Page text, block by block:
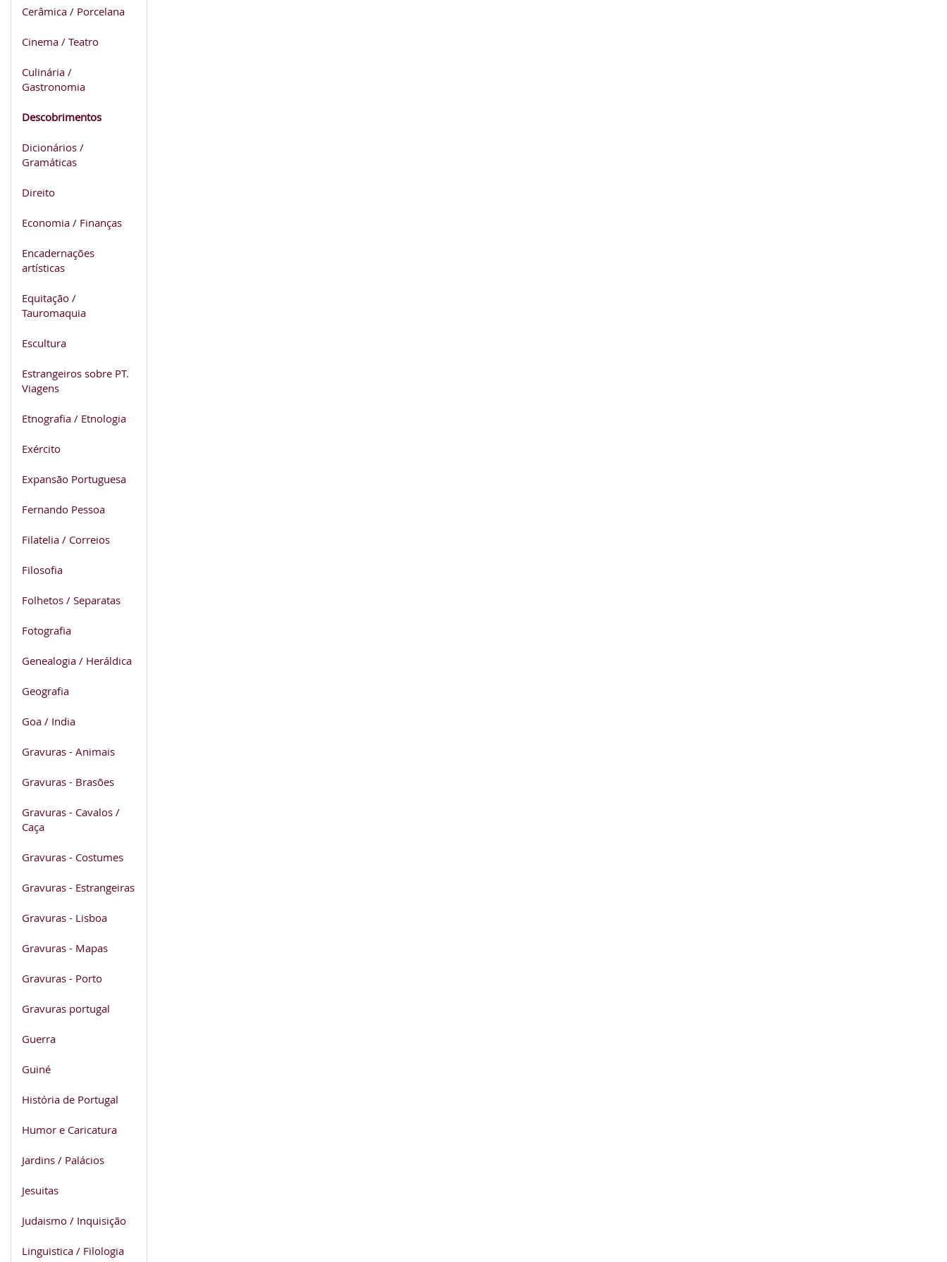
Cerâmica / Porcelana
Cinema / Teatro
Culinária /
Gastronomia
Descobrimentos
Dicionários /
Gramáticas
Direito
Economia / Finanças
Encadernações
artísticas
Equitação /
Tauromaquia
Escultura
Estrangeiros sobre PT.
Viagens
Etnografia / Etnologia
Exército
Expansão Portuguesa
Fernando Pessoa
Filatelia / Correios
Filosofia
Folhetos / Separatas
Fotografia
Genealogia / Heráldica
Geografia
Goa / India
Gravuras - Animais
Gravuras - Brasões
Gravuras - Cavalos /
Caça
Gravuras - Costumes
Gravuras - Estrangeiras
Gravuras - Lisboa
Gravuras - Mapas
Gravuras - Porto
Gravuras portugal
Guerra
Guiné
História de Portugal
Humor e Caricatura
Jardins / Palácios
Jesuitas
Judaismo / Inquisição
Linguistica / Filologia